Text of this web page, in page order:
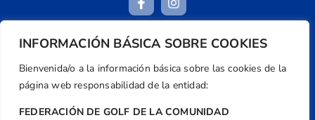
INFORMACIÓN BÁSICA SOBRE COOKIES
Bienvenida/o a la información básica sobre las cookies de la
página web responsabilidad de la entidad:
FEDERACIÓN DE GOLF DE LA COMUNIDAD
Centre de L´Esport, Carrer d'Isaac Peral i
Caballero, Nº 5, Despachos 2 y 3, 46980,
Valencia